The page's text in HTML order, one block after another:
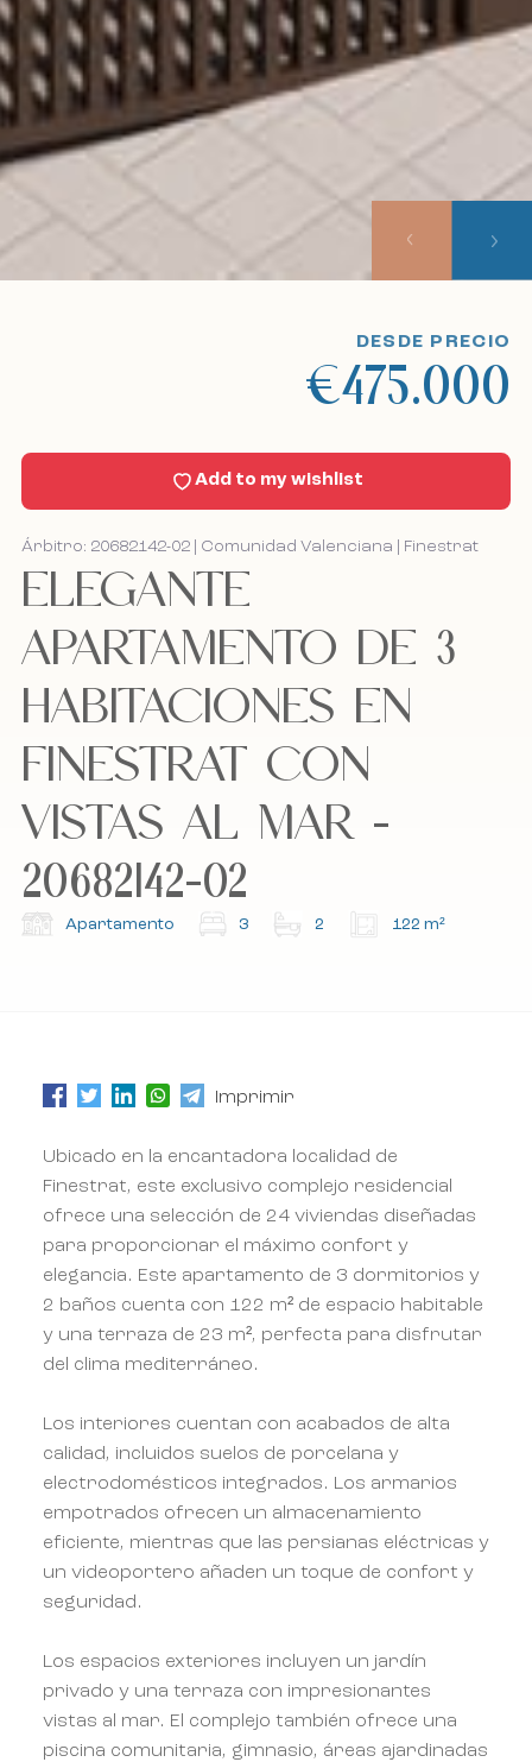
Inicio
Nuestros listados
Sobre nosotros
Nuestro enfoque
Sell With Us
Noticias
Contacto
Bel mij terug
Acepto la política de cookies, la política de
Suscríbete a nuestro boletín.
Bel mij terug
Acepto la política de cookies, la política de
Suscríbete a nuestro boletín.
Árbitro: 20682142-02 | Comunidad Valenciana | Finestrat
ELEGANTE
APARTAMENTO DE 3
HABITACIONES EN
FINESTRAT CON
VISTAS AL MAR -
20682142-02
Apartamento 3 2 122 m²
DESDE PRECIO
€475.000
Add to my wishlist
Imprimir
Ubicado en la encantadora localidad de
Finestrat, este exclusivo complejo residencial
ofrece una selección de 24 viviendas diseñadas
para proporcionar el máximo confort y
elegancia. Este apartamento de 3 dormitorios y
2 baños cuenta con 122 m² de espacio habitable
y una terraza de 23 m², perfecta para disfrutar
del clima mediterráneo.
Los interiores cuentan con acabados de alta
calidad, incluidos suelos de porcelana y
electrodomésticos integrados. Los armarios
empotrados ofrecen un almacenamiento
eficiente, mientras que las persianas eléctricas y
un videoportero añaden un toque de confort y
seguridad.
Los espacios exteriores incluyen un jardín
privado y una terraza con impresionantes
vistas al mar. El complejo también ofrece una
piscina comunitaria, gimnasio, áreas ajardinadas